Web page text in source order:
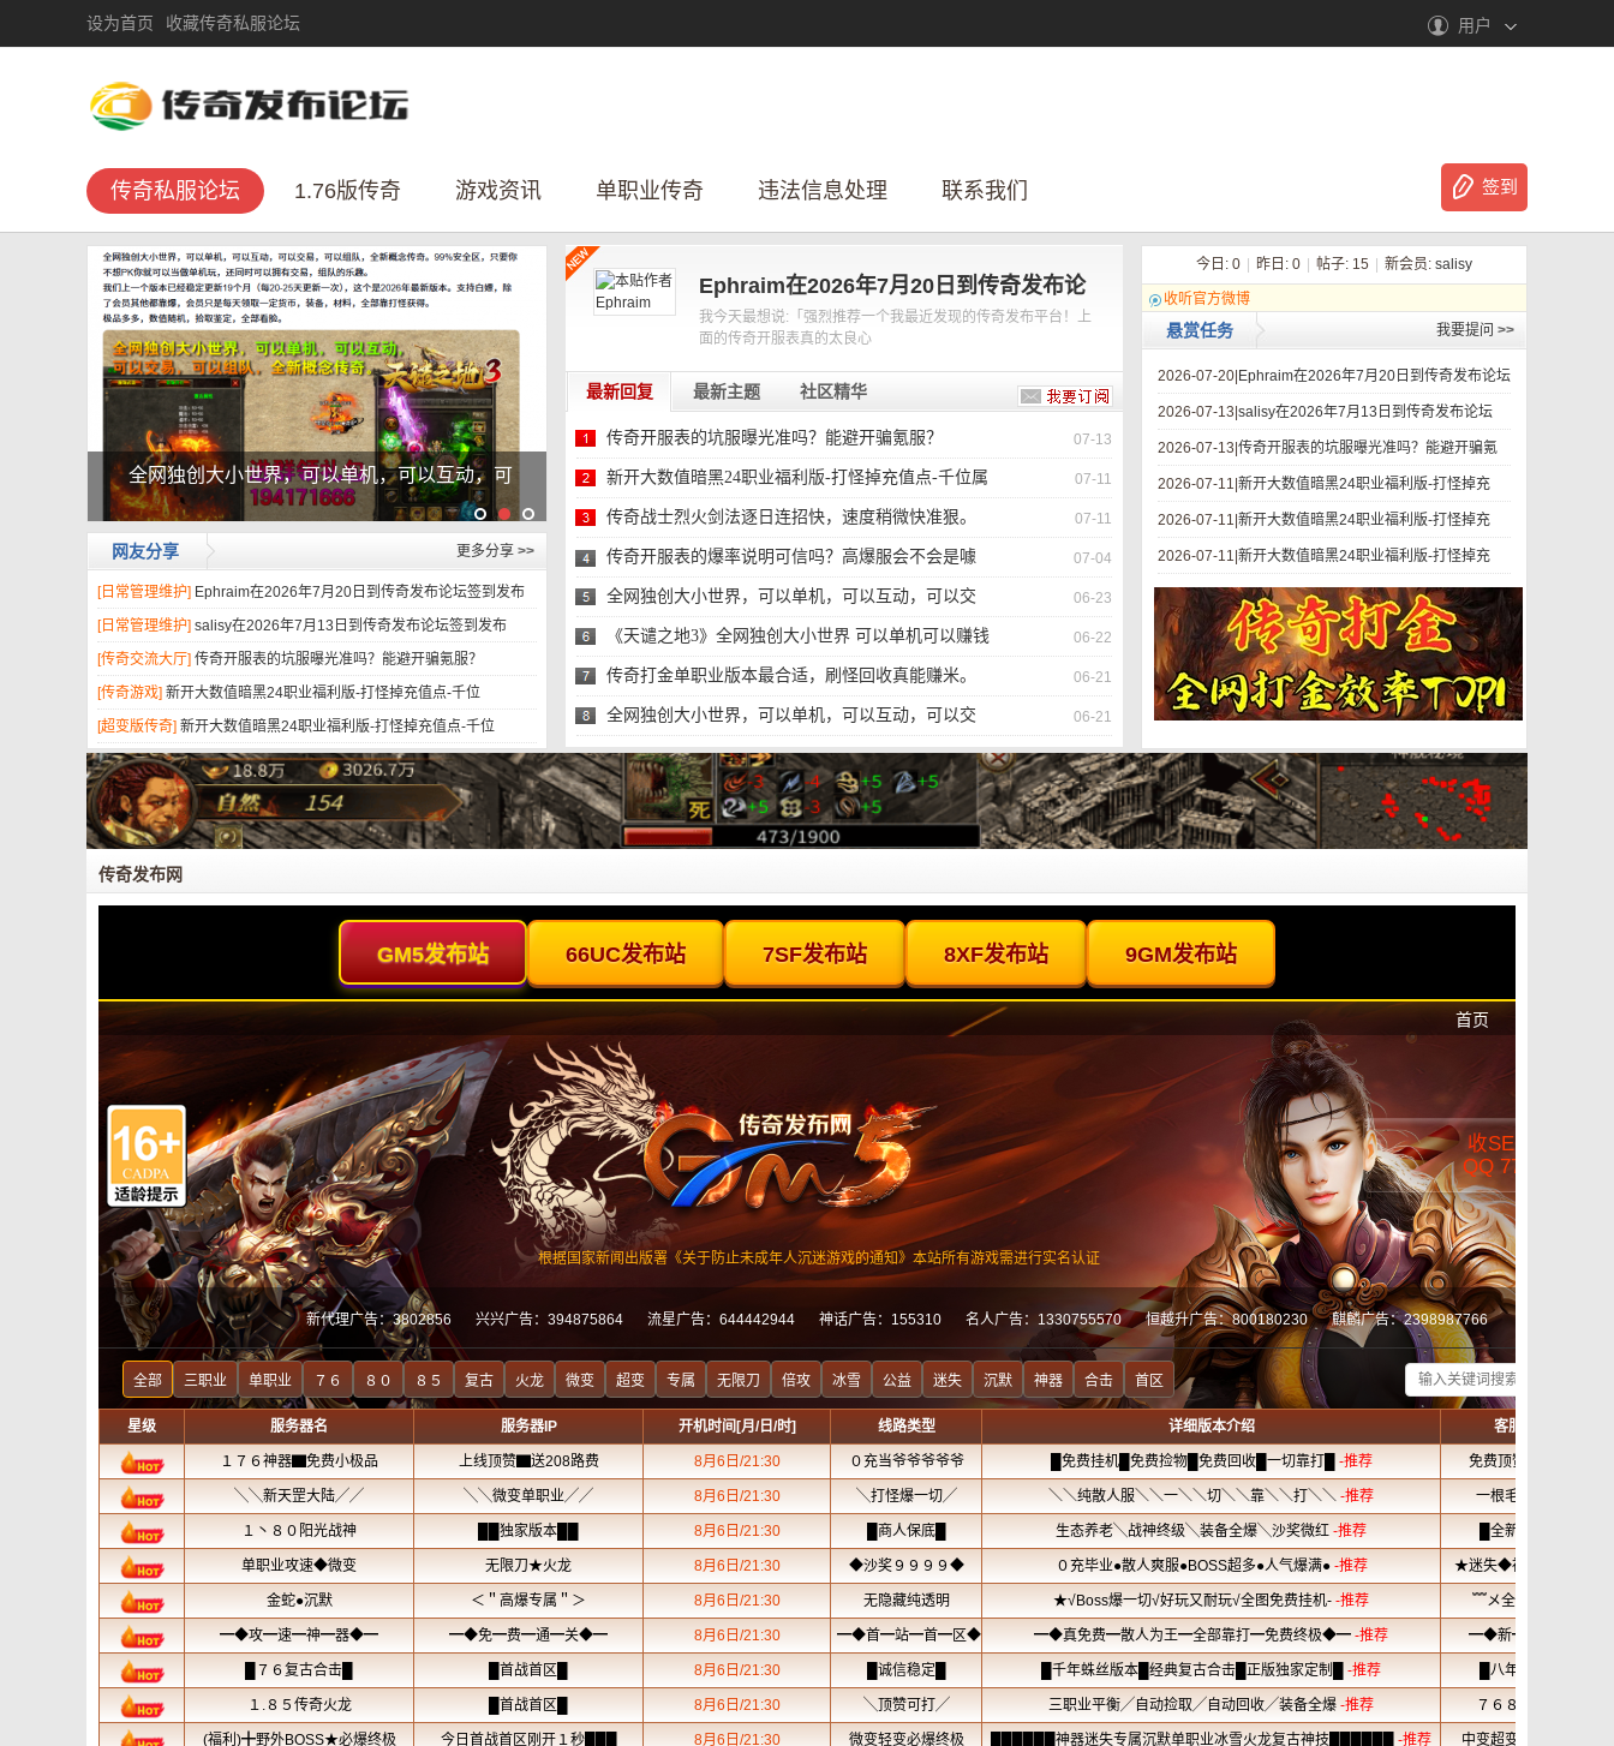
设为首页 收藏传奇私服论坛 用户
传奇私服论坛 1.76版传奇 游戏资讯 单职业传奇 违法信息处理 联系我们 签到
传奇私服论坛：为什么二十年过去了，它们依
网友分享 更多分享 >>
[日常管理维护] Ephraim在2026年7月20日到传奇发布论坛签到发布
[日常管理维护] salisy在2026年7月13日到传奇发布论坛签到发布
[传奇交流大厅] 传奇开服表的坑服曝光准吗？能避开骗氪服？
[传奇游戏] 新开大数值暗黑24职业福利版-打怪掉充值点-千位
[超变版传奇] 新开大数值暗黑24职业福利版-打怪掉充值点-千位
Ephraim在2026年7月20日到传奇发布论
我今天最想说:「强烈推荐一个我最近发现的传奇发布平台！上
面的传奇开服表真的太良心
最新回复 最新主题 社区精华
传奇开服表的坑服曝光准吗？能避开骗氪服？ 07-13
新开大数值暗黑24职业福利版-打怪掉充值点-千位属
性-
07-11
传奇战士烈火剑法逐日连招快，速度稍微快准狠。 07-11
传奇开服表的爆率说明可信吗？高爆服会不会是噱
头？
07-04
全网独创大小世界，可以单机，可以互动，可以交
易，可
06-23
《天谴之地3》全网独创大小世界 可以单机可以赚钱
的传
06-22
传奇打金单职业版本最合适，刷怪回收真能赚米。 06-21
全网独创大小世界，可以单机，可以互动，可以交
易，可
06-21
今日: 0 昨日: 0 帖子: 15 新会员: salisy
收听官方微博
悬赏任务 我要提问 >>
2026-07-20| Ephraim在2026年7月20日到传奇发布论坛
2026-07-13| salisy在2026年7月13日到传奇发布论坛
2026-07-13| 传奇开服表的坑服曝光准吗？能避开骗氪
2026-07-11| 新开大数值暗黑24职业福利版-打怪掉充
2026-07-11| 新开大数值暗黑24职业福利版-打怪掉充
2026-07-11| 新开大数值暗黑24职业福利版-打怪掉充
传奇发布网